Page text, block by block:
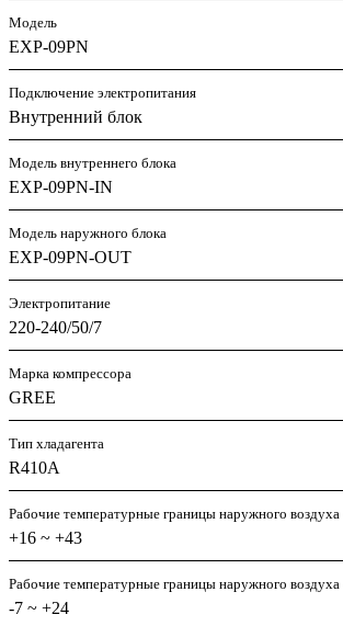
Модель
EXP-09PN
Подключение электропитания
Внутренний блок
Модель внутреннего блока
EXP-09PN-IN
Модель наружного блока
EXP-09PN-OUT
Электропитание
220-240/50/7
Марка компрессора
GREE
Тип хладагента
R410A
Рабочие температурные границы наружного
+16 ~ +43
Рабочие температурные границы наружного воздуха
-7 ~ +24